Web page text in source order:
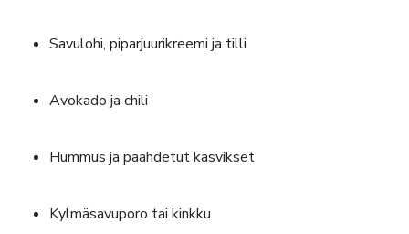
Savulohi, piparjuurikreemi ja tilli
Avokado ja chili
Hummus ja paahdetut kasvikset
Kylmäsavuporo tai kinkku